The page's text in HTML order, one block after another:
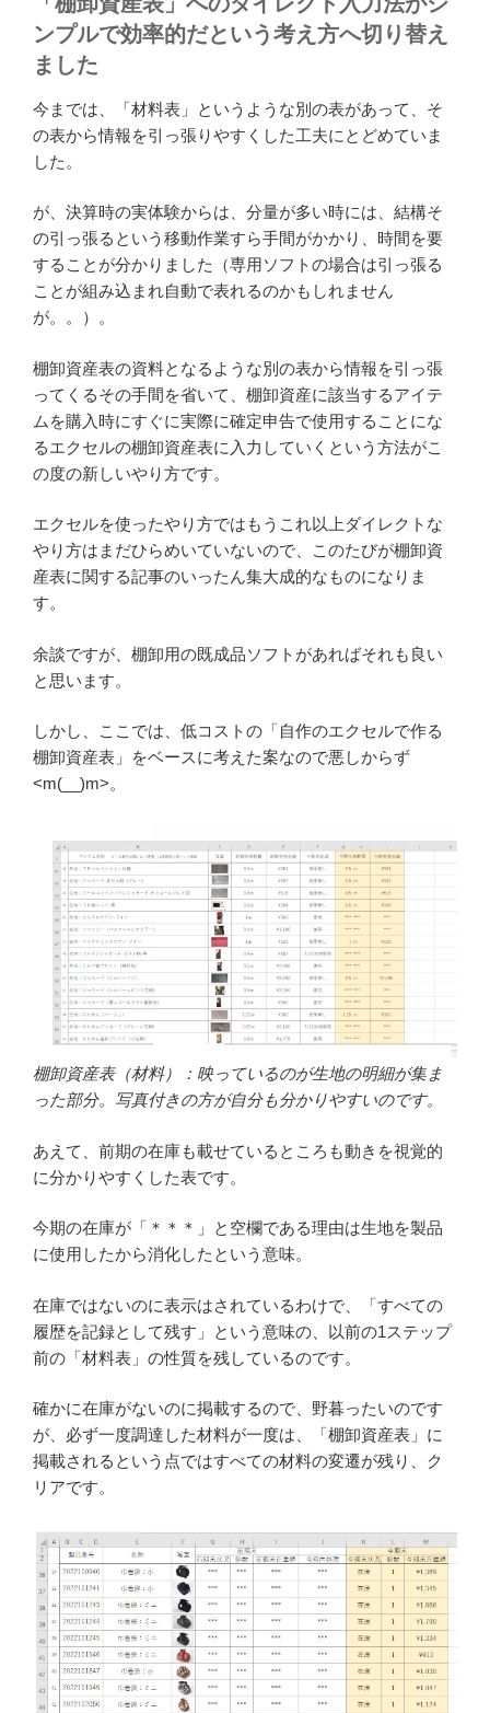
ンプルで効率的だという考え方へ切り替え
ました
今までは、「材料表」というような別の表があって、そ
の表から情報を引っ張りやすくした工夫にとどめていま
した。
が、決算時の実体験からは、分量が多い時には、結構そ
の引っ張るという移動作業すら手間がかかり、時間を要
することが分かりました（専用ソフトの場合は引っ張る
ことが組み込まれ自動で表れるのかもしれません
が。。）。
棚卸資産表の資料となるような別の表から情報を引っ張
ってくるその手間を省いて、棚卸資産に該当するアイテ
ムを購入時にすぐに実際に確定申告で使用することにな
るエクセルの棚卸資産表に入力していくという方法がこ
の度の新しいやり方です。
エクセルを使ったやり方ではもうこれ以上ダイレクトな
やり方はまだひらめいていないので、このたびが棚卸資
産表に関する記事のいったん集大成的なものになりま
す。
余談ですが、棚卸用の既成品ソフトがあればそれも良い
と思います。
しかし、ここでは、低コストの「自作のエクセルで作る
棚卸資産表」をベースに考えた案なので悪しからず
<m(__)m>。
棚卸資産表（材料）：映っているのが生地の明細が集ま
った部分。写真付きの方が自分も分かりやすいのです。
あえて、前期の在庫も載せているところも動きを視覚的
に分かりやすくした表です。
今期の在庫が「＊＊＊」と空欄である理由は生地を製品
に使用したから消化したという意味。
在庫ではないのに表示はされているわけで、「すべての
履歴を記録として残す」という意味の、以前の1ステップ
前の「材料表」の性質を残しているのです。
確かに在庫がないのに掲載するので、野暮ったいのです
が、必ず一度調達した材料が一度は、「棚卸資産表」に
掲載されるという点ではすべての材料の変遷が残り、ク
リアです。